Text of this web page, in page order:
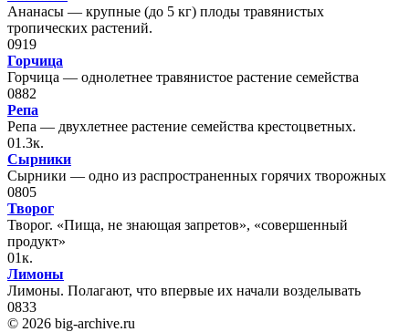
Ананасы — крупные (до 5 кг) плоды травянистых
тропических растений.
0919
Горчица
Горчица — однолетнее травянистое растение семейства
0882
Репа
Репа — двухлетнее растение семейства крестоцветных.
01.3к.
Сырники
Сырники — одно из распространенных горячих творожных
0805
Творог
Творог. «Пища, не знающая запретов», «совершенный
продукт»
01к.
Лимоны
Лимоны. Полагают, что впервые их начали возделывать
0833
© 2026 big-archive.ru